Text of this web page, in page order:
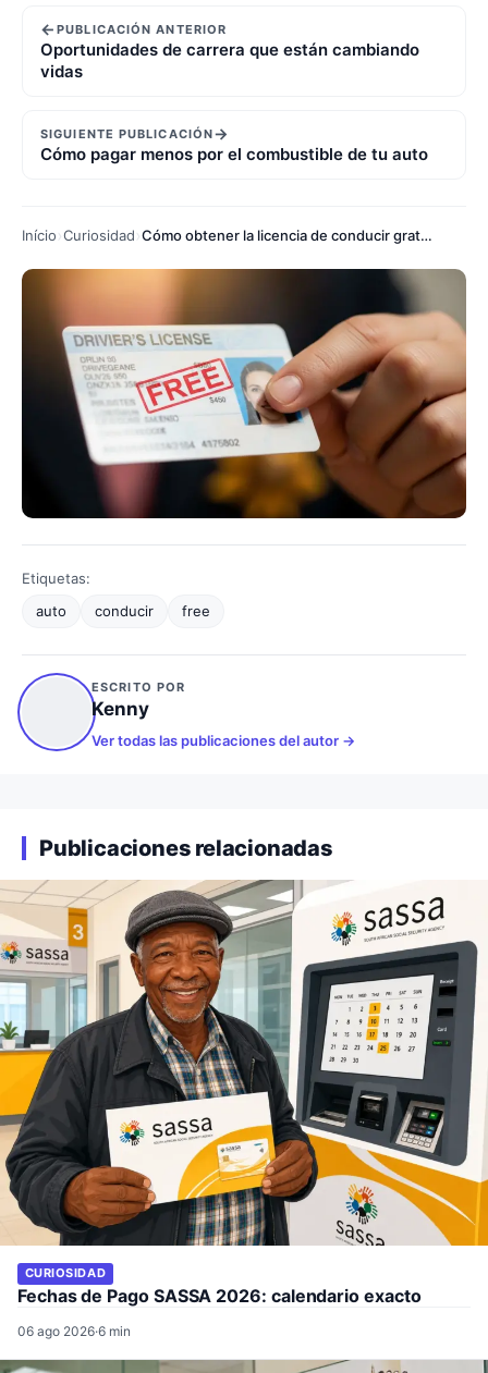
←PUBLICACIÓN ANTERIOR
Oportunidades de carrera que están cambiando
vidas
SIGUIENTE PUBLICACIÓN→
Cómo pagar menos por el combustible de tu auto
Início Curiosidad Cómo obtener la licencia de conducir gratis en 2026
Etiquetas:
auto
conducir free
ESCRITO POR
Kenny
Ver todas las publicaciones del autor
Publicaciones relacionadas
CURIOSIDAD
Fechas de Pago SASSA 2026: calendario exacto
06 ago 2026·6 min